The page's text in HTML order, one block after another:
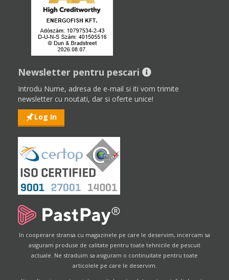
Newsletter pentru pescari
Introdu Nume, adresa de e-mail si iti vom trimite
newsletter cu noutati, dar si oferte unice!
Log In
In cooperare stransa cu magazinele pe care le deservim, incercam sa
asiguram produse de calitate pentru toate tehnicile de pescuit
actuale. Ne straduim sa asiguram o continuitate pentru toate
articolele pe care le deservim.